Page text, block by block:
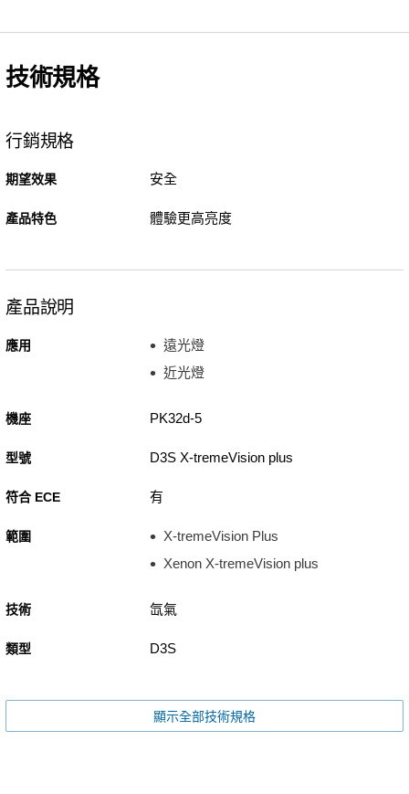
技術規格
行銷規格
期望效果 安全
產品特色 體驗更高亮度
產品說明
應用
遠光燈
近光燈
機座 PK32d-5
型號 D3S X-tremeVision plus
符合 ECE 有
範圍
X-tremeVision Plus
Xenon X-tremeVision plus
技術 氙氣
類型 D3S
顯示全部技術規格